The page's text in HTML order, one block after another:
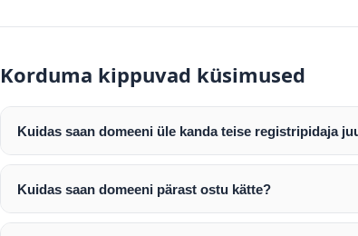
Korduma kippuvad küsimused
Kuidas saan domeeni üle kanda teise registripidaja
Pärast makse laekumist edastame teile domeeni AUTH
enda valitud registripidaja juurde.
Domeeni ülekandmine toimub registripidajate
Kuidas saan domeeni pärast ostu kätte?
Pärast ostu vormistamist väljastame arve.